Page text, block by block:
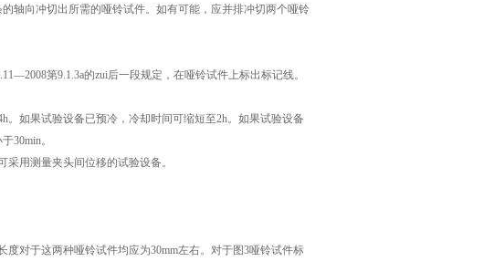
轴向冲切出所需的哑铃试件。如有可能，应并排冲切两个哑铃
第9.1.3a的zui后一段规定，在哑铃试件上标出标记线。
如果试验设备已预冷，冷却时间可缩短至2h。如果试验设备
30min。
用测量夹头间位移的试验设备。
对于这两种哑铃试件均应为30mm左右。对于图3哑铃试件标